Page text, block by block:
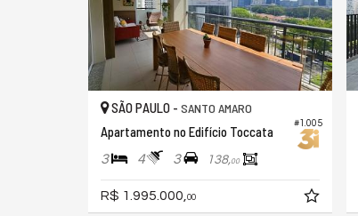
#1.005
SÃO PAULO - SANTO AMARO
Apartamento no Edifício Toccata
3 4 3 138,00
R$ 1.995.000,00